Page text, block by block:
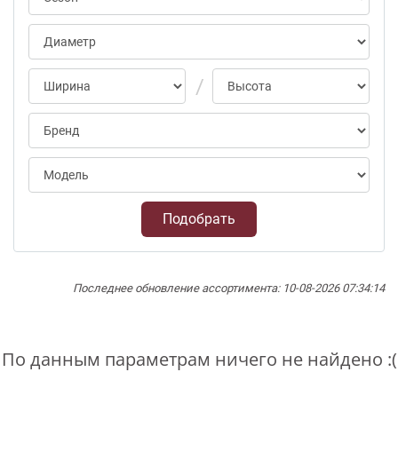
Подобрать
Последнее обновление ассортимента: 10-08-2026 07:34:14
По данным параметрам ничего не найдено :(